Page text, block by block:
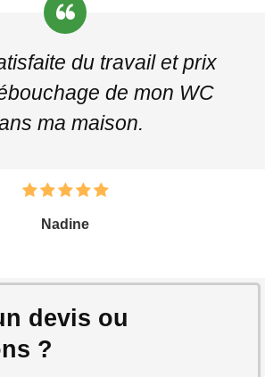
du travail et prix
de mon WC
ma maison.
Nadine
devis ou
?